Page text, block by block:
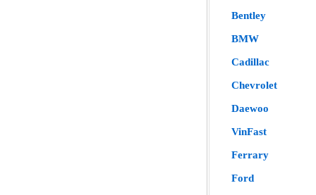
Bentley
BMW
Cadillac
Chevrolet
Daewoo
VinFast
Ferrary
Ford